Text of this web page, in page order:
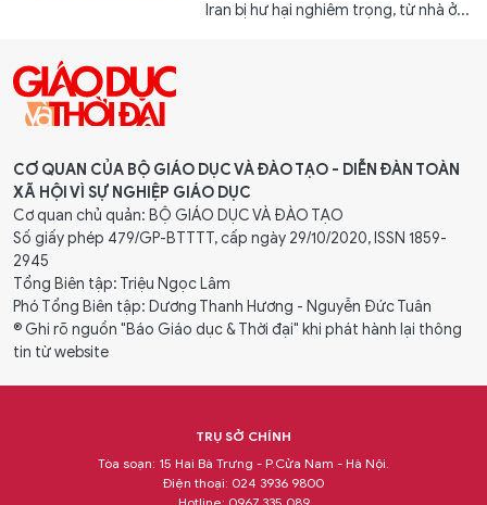
Iran bị hư hại nghiêm trọng, từ nhà ở...
CƠ QUAN CỦA BỘ GIÁO DỤC VÀ ĐÀO TẠO - DIỄN ĐÀN TOÀN
XÃ HỘI VÌ SỰ NGHIỆP GIÁO DỤC
Cơ quan chủ quản: BỘ GIÁO DỤC VÀ ĐÀO TẠO
Số giấy phép 479/GP-BTTTT, cấp ngày 29/10/2020, ISSN 1859-
2945
Tổng Biên tập: Triệu Ngọc Lâm
Phó Tổng Biên tập: Dương Thanh Hương - Nguyễn Đức Tuân
® Ghi rõ nguồn "Báo Giáo dục & Thời đại" khi phát hành lại thông
tin từ website
TRỤ SỞ CHÍNH
Tòa soạn: 15 Hai Bà Trưng - P.Cửa Nam - Hà Nội.
Điện thoại: 024 3936 9800